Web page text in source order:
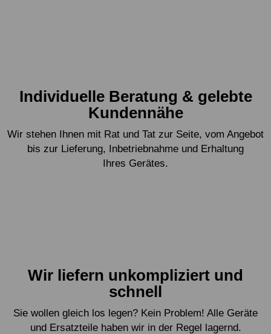
Individuelle Beratung & gelebte
Kundennähe
Wir stehen Ihnen mit Rat und Tat zur Seite, vom Angebot
bis zur Lieferung, Inbetriebnahme und Erhaltung
Ihres Gerätes.
Wir liefern unkompliziert und
schnell
Sie wollen gleich los legen? Kein Problem! Alle Geräte
und Ersatzteile haben wir in der Regel lagernd.